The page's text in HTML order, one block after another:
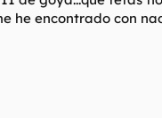
he encontrado con